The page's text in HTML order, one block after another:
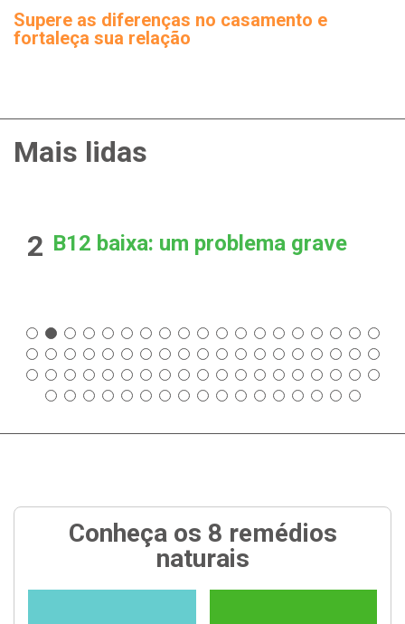
Supere as diferenças no casamento e
fortaleça sua relação
Mais lidas
2 B12 baixa: um problema grave
Conheça os 8 remédios
naturais